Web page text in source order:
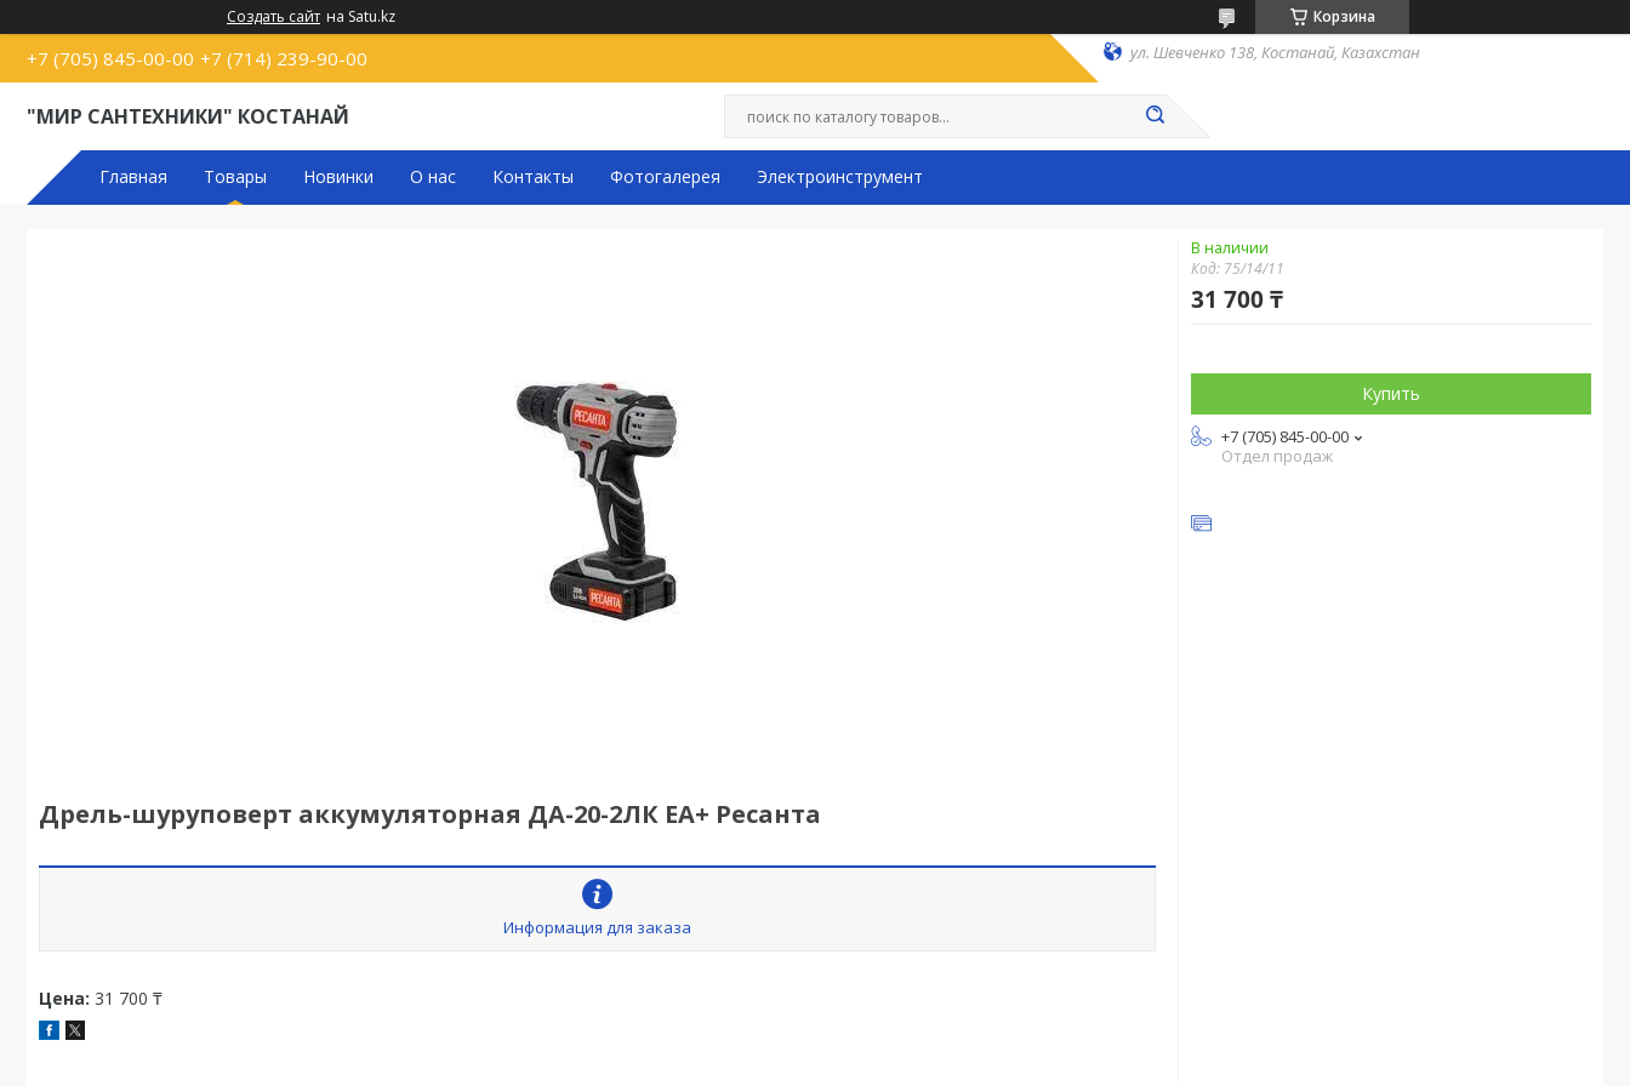
Создать сайт на Satu.kz Корзина
+7 (705) 845-00-00 +7 (714) 239-90-00 ул. Шевченко 138, Костанай, Казахстан
"МИР САНТЕХНИКИ" КОСТАНАЙ
Главная Товары Новинки О нас Контакты Фотогалерея Электроинструмент
Дрель-шуруповерт аккумуляторная ДА-20-2ЛК ЕА+ Ресанта
Информация для заказа
Цена: 31 700 ₸
В наличии
Код: 75/14/11
31 700 ₸
Купить
+7 (705) 845-00-00
Отдел продаж